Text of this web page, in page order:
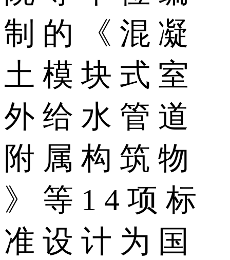
制 的 《 混 凝
土 模 块 式 室
外 给 水 管 道
附 属 构 筑 物
》 等 1 4 项 标
准 设 计 为 国